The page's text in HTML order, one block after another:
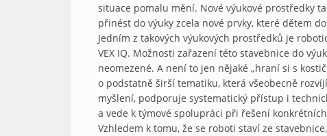
situace pomalu mění. Nové výukové prostředky
přinést do výuky zcela nové prvky, které dětem
Jedním z takových výukových prostředků je
VEX IQ. Možnosti zařazení této stavebnice do
neomezené. A není to jen nějaké „hraní si s
o podstatně širší tematiku, která všeobecně
myšlení, podporuje systematický přístup i
a vede k týmové spolupráci při řešení
Vzhledem k tomu, že se roboti staví ze